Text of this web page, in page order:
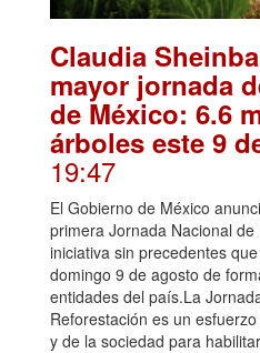
Claudia
mayor jornada
de México: 6.6
árboles este 9
19:47
El Gobierno de México
primera Jornada Nacional
iniciativa sin precedentes
domingo 9 de agosto de
entidades del país.La
Reforestación es un
y de la sociedad para